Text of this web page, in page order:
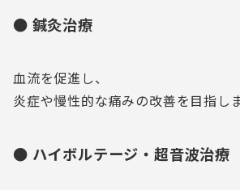
● 鍼灸治療
血流を促進し、
炎症や慢性的な痛みの改善を目指しま
● ハイボルテージ・超音波治療